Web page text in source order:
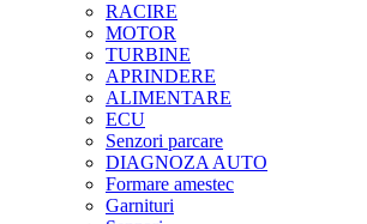
RACIRE
MOTOR
TURBINE
APRINDERE
ALIMENTARE
ECU
Senzori parcare
DIAGNOZA AUTO
Formare amestec
Garnituri